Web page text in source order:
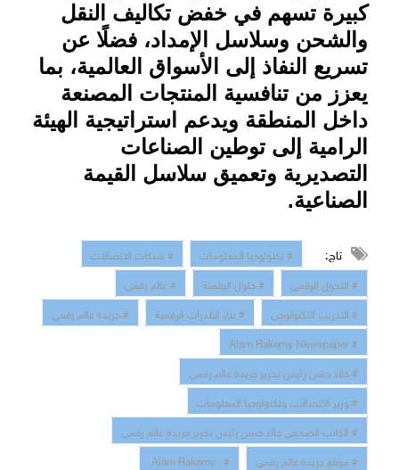
كبيرة تسهم في خفض تكاليف النقل
والشحن وسلاسل الإمداد، فضلًا عن
تسريع النفاذ إلى الأسواق العالمية، بما
يعزز من تنافسية المنتجات المصنعة
داخل المنطقة ويدعم استراتيجية الهيئة
الرامية إلى توطين الصناعات
التصديرية وتعميق سلاسل القيمة
الصناعية.
تاج: # تكنولوجيا المعلومات
# شبكات الاتصالات
# التحول الرقمي
# حلول الرقمنة
# عالم رقمي
# التدريب التكنولوجي
# بناء القدرات الرقمية
# جريدة عالم رقمي
# Alam Rakamy Newspaper
# خالد حسن رئيس تحرير جريدة عالم رقمي
# وزير الاتصالات وتكنولوجيا المعلومات
# الكاتب الصحفي خالد حسن رئيس تحرير جريدة عالم رقمي
# موقع جريدة عالم رقمي
# Alam Rakamy